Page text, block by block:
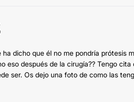
dicho que él no me pondría prótesis
eso después de la cirugía?? Tengo
ser. Os dejo una foto de como las